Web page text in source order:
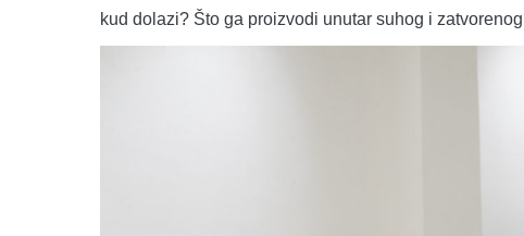
kud dolazi? Što ga proizvodi unutar suhog i